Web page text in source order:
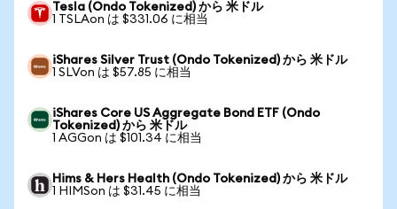
Tesla (Ondo Tokenized) から 米ドル
1 TSLAon は $331.06 に相当
iShares Silver Trust (Ondo Tokenized) から 米ドル
1 SLVon は $57.85 に相当
iShares Core US Aggregate Bond ETF (Ondo
Tokenized) から 米ドル
1 AGGon は $101.34 に相当
Hims & Hers Health (Ondo Tokenized) から 米ドル
1 HIMSon は $31.45 に相当